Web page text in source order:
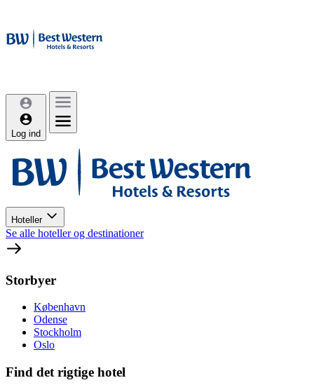
Log ind
Hoteller
Se alle hoteller og destinationer
Storbyer
København
Odense
Stockholm
Oslo
Find det rigtige hotel